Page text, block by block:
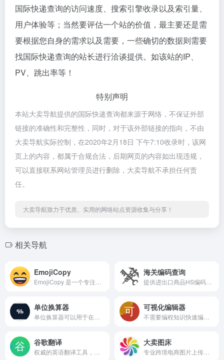
国际快递查询的访问速度、搜索引擎收录以及索引量、
用户体验等；当然要评估一个站的价值，最主要还是需
要根据您自身的需求以及需要，一些确切的数据则需要
找国际快递查询的站长进行洽谈提供。如该站的IP、
PV、跳出率等！
特别声明
本站大卖导航提供的国际快递查询都来源于网络，不保证外部
链接的准确性和完整性，同时，对于该外部链接的指向，不由
大卖导航实际控制，在2020年2月18日 下午7:10收录时，该网
页上的内容，都属于合规合法，后期网页的内容如出现违规，
可以直接联系网站管理员进行删除，大卖导航不承担任何责
任。
大卖导航致力于优质、实用的网络站点资源收集与分享！
相关导航
EmojiCopy 海关编码查询
单位换算器 可视化编辑器
谷歌翻译 大卖图床